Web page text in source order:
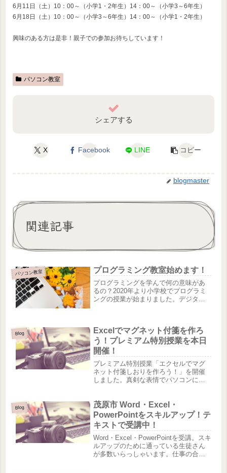
6月11日（土）10：00～（小学1・2年生）14：00～（小学3～6年生）
6月18日（土）10：00～（小学3～6年生）14：00～（小学1・2年生）
興味のある方は是非！親子での参加お待ちしています！
パソコン教室
シェアする
X Facebook LINE コピー
blogmaster
関連記事
パソコン教室 プログラミング教室始めます！
プログラミングを学んで何の意味があ
るの？2020年より小学校でプログラミ
ングの授業が始まりました。デジタル
問は、ただ一つの答えを導き出す力...
Blog
Excelでマグネット付箋を作ろ
う！プレミアム特別授業を本日
開催！
プレミアム特別授業「エクセルでマグ
ネット付箋しおりを作ろう！」を開催
しました。真剣な表情でパソコンに向
トラクターが作ったオリジナルのテキ
ストを用意して、楽しんでいただいて
い...
Blog
茂原市 Word・Excel・
PowerPointをスキルアップ！テ
キストで受講中！
Word・Excel・PowerPointを受講。スキ
ルアップのために通っている生徒さん
が多数いらっしゃいます。仕事の合